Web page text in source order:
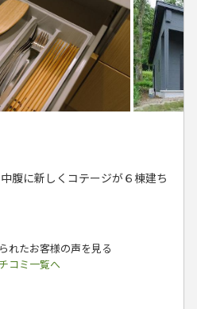
腹に新しくコテージが６棟建ち
れたお客様の声を見る
コミ一覧へ